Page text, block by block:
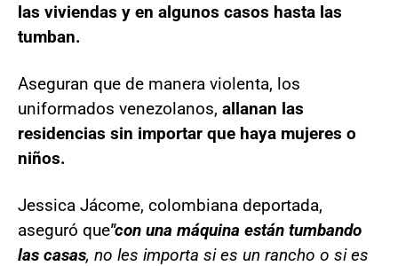
las viviendas y en algunos casos hasta las
tumban.
Aseguran que de manera violenta, los
uniformados venezolanos, allanan las
residencias sin importar que haya mujeres o
niños.
Jessica Jácome, colombiana deportada,
aseguró que"con una máquina están tumbando
las casas, no les importa si es un rancho o si es